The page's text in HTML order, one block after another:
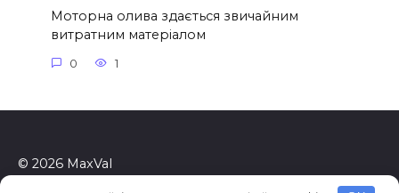
Моторна олива здається звичайним
витратним матеріалом
0 1
© 2026 MaxVal